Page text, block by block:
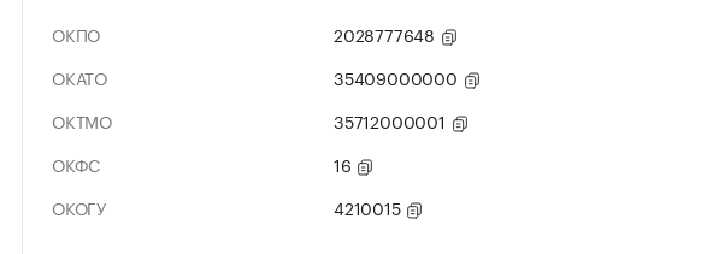
ОКПО
2028777648
ОКАТО
35409000000
ОКТМО
35712000001
ОКФС
16
ОКОГУ
4210015